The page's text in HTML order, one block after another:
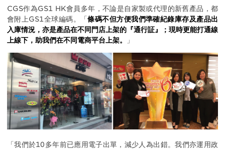
CGS作為GS1 HK會員多年，不論是自家製或代理的新舊產品，都
會附上GS1全球編碼。「條碼不但方便我們準確紀錄庫存及產品出
入庫情況，亦是產品在不同門店上架的『通行証』；現時更能打通線
上線下，助我們在不同電商平台上架。
」
「我們於10多年前已應用電子出單，減少人為出錯。我們亦運用政